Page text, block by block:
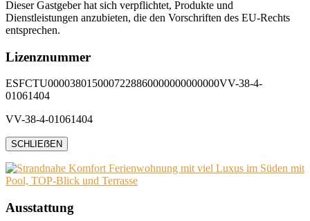
Dieser Gastgeber hat sich verpflichtet, Produkte und
Dienstleistungen anzubieten, die den Vorschriften des EU-Rechts
entsprechen.
Lizenznummer
ESFCTU0000380150007228860000000000000VV-38-4-
01061404
VV-38-4-01061404
SCHLIEẞEN
Ausstattung